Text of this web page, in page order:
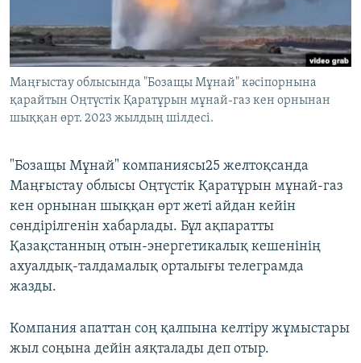
Басқа тілдерде
Маңғыстау облысында "Бозащы Мұнай" кәсіпорнына
қарайтын Оңтүстік Қаратұрын мұнай-газ кен орнынан
шыққан өрт. 2023 жылдың шілдесі.
"Бозащы Мұнай" компаниясы25 желтоқсанда
Маңғыстау облысы Оңтүстік Қаратұрын мұнай-газ
кен орнынан шыққан өрт жеті айдан кейін
сөндірілгенін хабарлады. Бұл ақпаратты
Қазақстанның отын-энергетикалық кешенінің
ахуалдық-талдамалық орталығы телеграмда
жазды.
Компания апаттан соң қалпына келтіру жұмыстары
жыл соңына дейін аяқталады деп отыр.